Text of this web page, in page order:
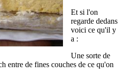
Et si l'on
regarde dedans
voici ce qu'il y
a :
Une sorte de
entre de fines couches de ce qu'on